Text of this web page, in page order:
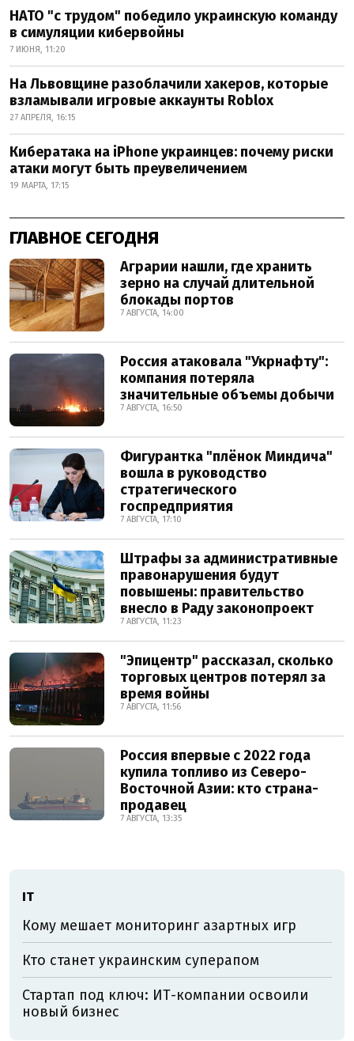
НАТО "с трудом" победило украинскую команду
в симуляции кибервойны
7 ИЮНЯ, 11:20
На Львовщине разоблачили хакеров, которые
взламывали игровые аккаунты Roblox
27 АПРЕЛЯ, 16:15
Кибератака на iPhone украинцев: почему риски
атаки могут быть преувеличением
19 МАРТА, 17:15
ГЛАВНОЕ СЕГОДНЯ
Аграрии нашли, где хранить
зерно на случай длительной
блокады портов
7 АВГУСТА, 14:00
Россия атаковала "Укрнафту":
компания потеряла
значительные объемы добычи
7 АВГУСТА, 16:50
Фигурантка "плёнок Миндича"
вошла в руководство
стратегического
госпредприятия
7 АВГУСТА, 17:10
Штрафы за административные
правонарушения будут
повышены: правительство
внесло в Раду законопроект
7 АВГУСТА, 11:23
"Эпицентр" рассказал, сколько
торговых центров потерял за
время войны
7 АВГУСТА, 11:56
Россия впервые с 2022 года
купила топливо из Северо-
Восточной Азии: кто страна-
продавец
7 АВГУСТА, 13:35
ІТ
Кому мешает мониторинг азартных игр
Кто станет украинским суперапом
Стартап под ключ: ИТ-компании освоили
новый бизнес